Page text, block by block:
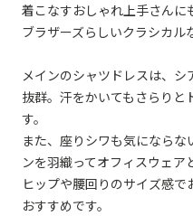
着こなすおしゃれ上手さんに
ブラザーズらしいクラシカル
メインのシャツドレスは、
抜群。汗をかいてもさらりと
す。
また、座りシワも気になら
ンを羽織ってオフィスウェ
ヒップや腰回りのサイズ感
おすすめです。